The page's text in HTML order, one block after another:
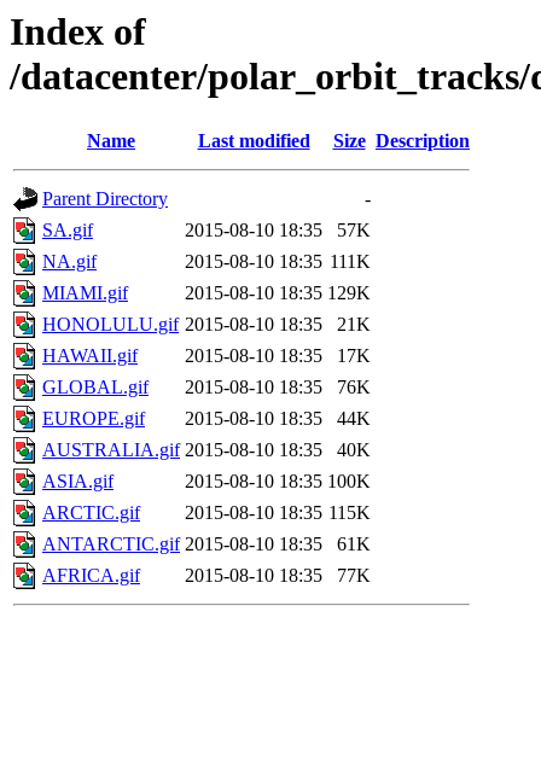
Index of
/datacenter/polar_orbit_tracks/
Name Last modified Size Description
Parent Directory
-
SA.gif
2015-08-10 18:35
57K
NA.gif
2015-08-10 18:35 111K
MIAMI.gif
2015-08-10 18:35 129K
HONOLULU.gif 2015-08-10 18:35
21K
HAWAII.gif
2015-08-10 18:35
17K
GLOBAL.gif
2015-08-10 18:35
76K
EUROPE.gif
2015-08-10 18:35
44K
AUSTRALIA.gif 2015-08-10 18:35
40K
ASIA.gif
2015-08-10 18:35 100K
ARCTIC.gif
2015-08-10 18:35 115K
ANTARCTIC.gif 2015-08-10 18:35
61K
AFRICA.gif
2015-08-10 18:35 77K